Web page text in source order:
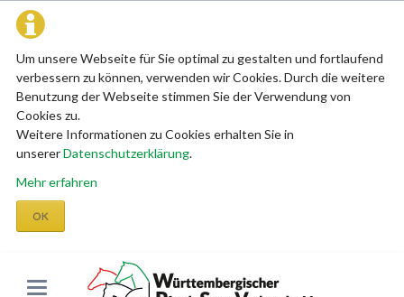
Um unsere Webseite für Sie optimal zu gestalten und fortlaufend
verbessern zu können, verwenden wir Cookies. Durch die weitere
Benutzung der Webseite stimmen Sie der Verwendung von
Cookies zu.
Weitere Informationen zu Cookies erhalten Sie in
unsererDatenschutzerklärung.
Mehr erfahren
OK